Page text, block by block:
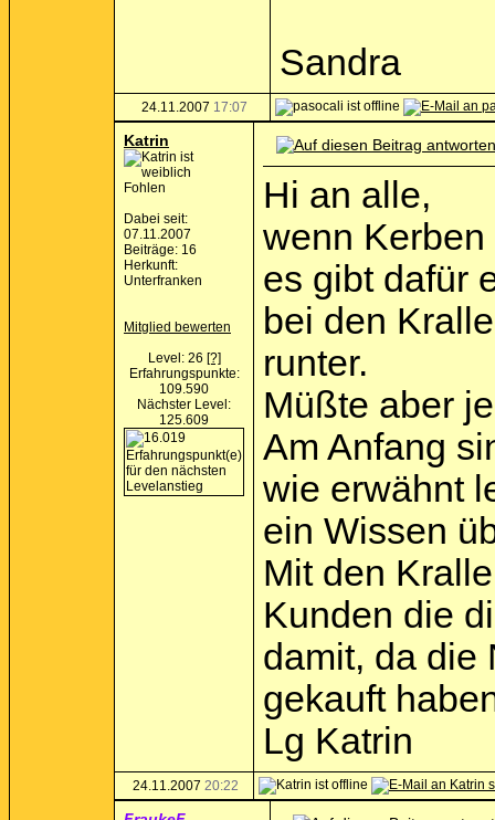
Sandra
24.11.2007 17:07
Katrin
Fohlen
Dabei seit:
07.11.2007
Beiträge: 16
Herkunft:
Unterfranken
Mitglied bewerten
Level: 26 [?]
Erfahrungspunkte:
109.590
Nächster Level:
125.609
Hi an alle,
wenn
es gibt dafür
bei den
runter.
Müßte aber
Am Anfang
wie erwähnt
ein Wissen
Mit den
Kunden die
damit, da die
gekauft
Lg Katrin
24.11.2007 20:22